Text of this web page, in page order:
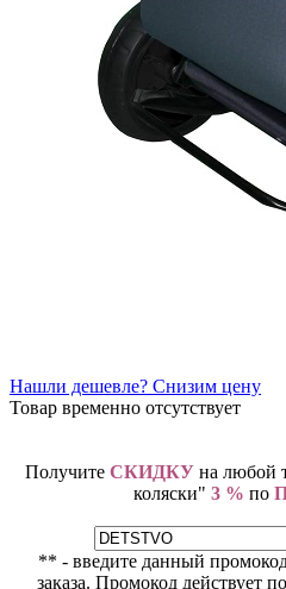
Нашли дешевле? Снизим цену
Товар временно отсутствует
Получите СКИДКУ на любой
коляски" 3 % по
** - введите данный
заказа. Промокод действует